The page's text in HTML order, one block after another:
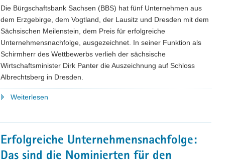
kommen
voran"
Die Bürgschaftsbank Sachsen (BBS) hat fünf Unternehmen aus
dem Erzgebirge, dem Vogtland, der Lausitz und Dresden mit dem
Sächsischen Meilenstein, dem Preis für erfolgreiche
Unternehmensnachfolge, ausgezeichnet. In seiner Funktion als
Schirmherr des Wettbewerbs verlieh der sächsische
Wirtschaftsminister Dirk Panter die Auszeichnung auf Schloss
Albrechtsberg in Dresden.
Weiterlesen
Wettbewerb
»Sächsischer
Erfolgreiche Unternehmensnachfolge:
Das sind die Nominierten für den